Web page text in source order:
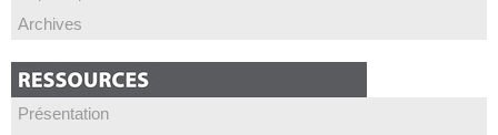
Archives
Présentation